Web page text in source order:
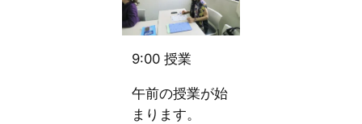
9:00 授業
午前の授業が始
まります。